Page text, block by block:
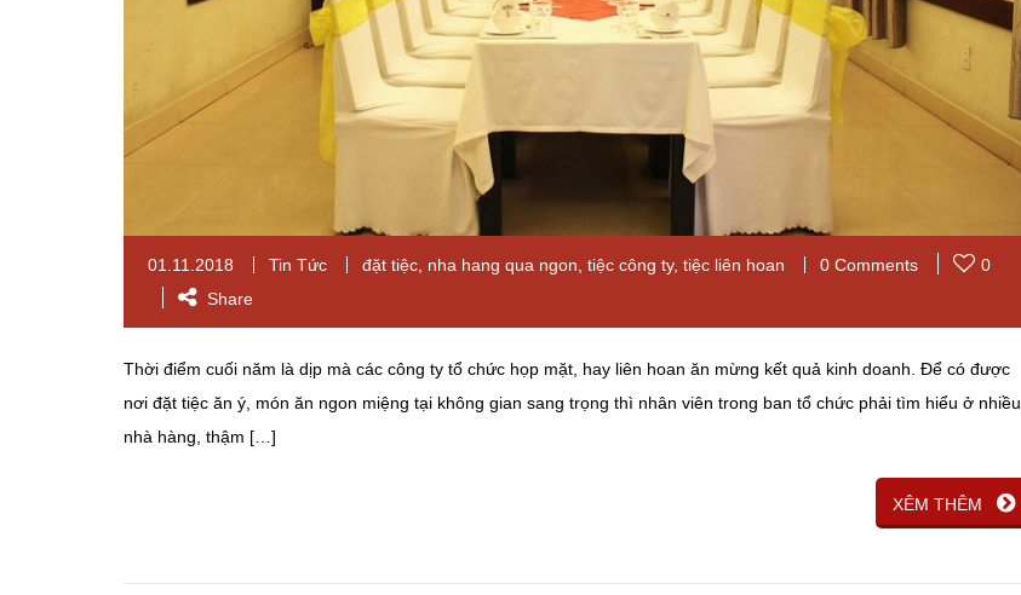
01.11.2018 Tin Tức đặt tiệc nha hang qua ngon tiệc công ty, tiệc liên hoan 0 Comments
0
Share
Thời điểm cuối năm là dịp mà các công ty tổ chức họp mặt, hay liên hoan ăn mừng kết quả kinh doanh. Để có được
nơi đặt tiệc ăn ý, món ăn ngon miệng tại không gian sang trọng thì nhân viên trong ban tổ chức phải tìm hiểu ở nhiều
nhà hàng, thậm […]
XÊM THÊM